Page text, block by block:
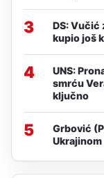
3
DS: Vučić
kupio još
4
UNS:
smrću
ključno
5
Grbović